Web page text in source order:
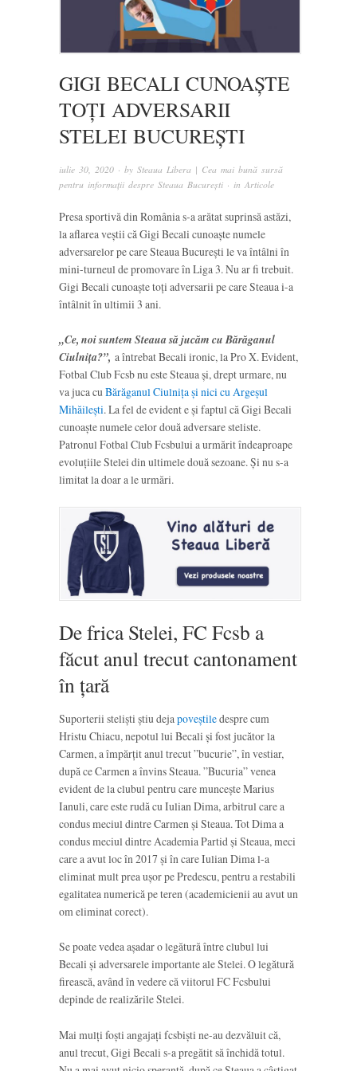
GIGI BECALI CUNOAȘTE
TOȚI ADVERSARII
STELEI BUCUREȘTI
iulie 30, 2020 · by Steaua Libera | Cea mai bună sursă
pentru informații despre Steaua București · in Articole
Presa sportivă din România s-a arătat suprinsă astăzi,
la aflarea veștii că Gigi Becali cunoaște numele
adversarelor pe care Steaua București le va întâlni în
mini-turneul de promovare în Liga 3. Nu ar fi trebuit.
Gigi Becali cunoaște toți adversarii pe care Steaua i-a
întâlnit în ultimii 3 ani.
„Ce, noi suntem Steaua să jucăm cu Bărăganul
Ciulnița?”, a întrebat Becali ironic, la Pro X. Evident,
Fotbal Club Fcsb nu este Steaua și, drept urmare, nu
va juca cuBărăganul Ciulnița și nici cu Argeșul
Mihăilești. La fel de evident e și faptul că Gigi Becali
cunoaște numele celor două adversare steliste.
Patronul Fotbal Club Fcsbului a urmărit îndeaproape
evoluțiile Stelei din ultimele două sezoane. Și nu s-a
limitat la doar a le urmări.
De frica Stelei, FC Fcsb a
făcut anul trecut cantonament
în țară
Suporterii steliști știu dejapoveștiledespre cum
Hristu Chiacu, nepotul lui Becali și fost jucător la
Carmen, a împărțit anul trecut ”bucurie”, în vestiar,
după ce Carmen a învins Steaua. ”Bucuria” venea
evident de la clubul pentru care muncește Marius
Ianuli, care este rudă cu Iulian Dima, arbitrul care a
condus meciul dintre Carmen și Steaua. Tot Dima a
condus meciul dintre Academia Partid și Steaua, meci
care a avut loc în 2017 și în care Iulian Dima l-a
eliminat mult prea ușor pe Predescu, pentru a restabili
egalitatea numerică pe teren (academicienii au avut un
om eliminat corect).
Se poate vedea așadar o legătură între clubul lui
Becali și adversarele importante ale Stelei. O legătură
firească, având în vedere că viitorul FC Fcsbului
depinde de realizările Stelei.
Mai mulți foști angajați fcsbiști ne-au dezvăluit că,
anul trecut, Gigi Becali s-a pregătit să închidă totul.